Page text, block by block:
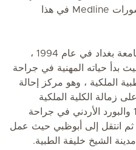
مع أكثر من 40 منشورا من منشورات Medline في هذا
بعد تخرجه من كلية الطب في جامعة بغداد في عام 1994 ،
بدأ حياته المهنية في جراحة
الملكية ، وهو مركز إحالة
زمالة الكلية الملكية
للجراحين (أيرلندا) في عام 1999 والبورد الأردني في جراحة
البولية في عام 2000. ثم انتقل إلى أبوظبي حيث عمل
الشيخ خليفة الطبية.